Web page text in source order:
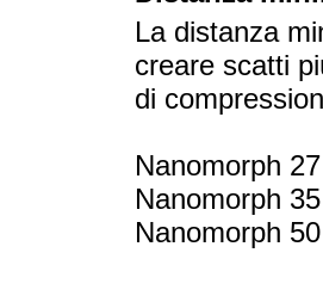
La distanza
creare scatti
di
Nanomorph
Nanomorph
Nanomorph